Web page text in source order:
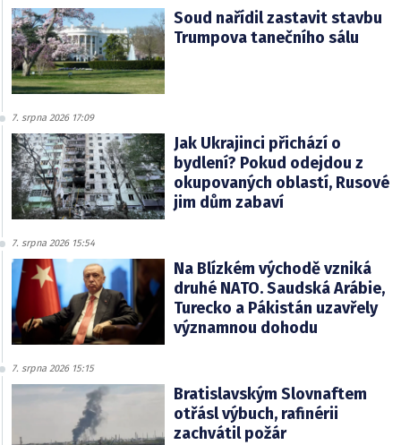
Soud nařídil zastavit stavbu
Trumpova tanečního sálu
7. srpna 2026 17:09
Jak Ukrajinci přichází o
bydlení? Pokud odejdou z
okupovaných oblastí, Rusové
jim dům zabaví
7. srpna 2026 15:54
Na Blízkém východě vzniká
druhé NATO. Saudská Arábie,
Turecko a Pákistán uzavřely
významnou dohodu
7. srpna 2026 15:15
Bratislavským Slovnaftem
otřásl výbuch, rafinérii
zachvátil požár